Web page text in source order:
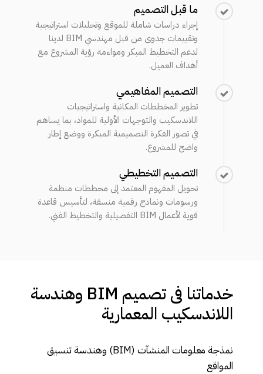
ما قبل التصميم
إجراء دراسات شاملة للموقع وتحليلات استراتيجية
وتقييمات جدوى من قبل مهندسي BIM لدينا
لدعم التخطيط المبكر ومواءمة رؤية المشروع مع
أهداف العميل.
التصميم المفاهيمي
تطوير المخططات المكانية واستراتيجيات
اللاندسكيب والتوجهات الأولية للمواد، بما يساهم
في تصور الفكرة التصميمية المبكرة ووضع إطار
واضح للمشروع.
التصميم التخطيطي
تحويل المفهوم المعتمد إلى مخططات منظمة
ورسومات ونماذج رقمية منسقة، لتأسيس قاعدة
قوية لأعمال BIM التفصيلية والتخطيط الفني.
خدماتنا فيتصميم BIM وهندسة
اللاندسكيب المعمارية
نمذجة معلومات المنشآت (BIM) وھندسة تنسیق
المواقع